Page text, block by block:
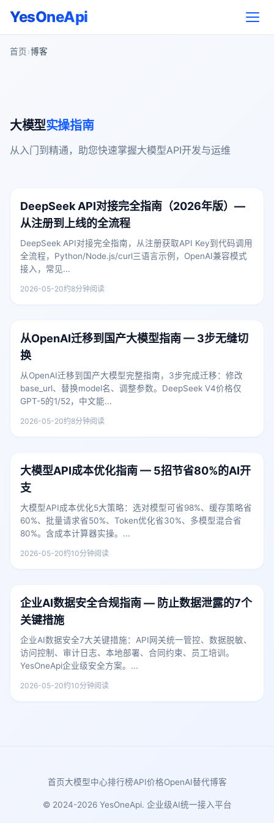
YesOneApi
首页 博客
大模型实操指南
从入门到精通，助您快速掌握大模型API开发与运维
DeepSeek API对接完全指南（2026年版）—
从注册到上线的全流程
DeepSeek API对接完全指南，从注册获取API Key到代码调用
全流程，Python/Node.js/curl三语言示例，OpenAI兼容模式
接入，常见...
2026-05-20约8分钟阅读
从OpenAI迁移到国产大模型指南 — 3步无缝切
换
从OpenAI迁移到国产大模型完整指南，3步完成迁移：修改
base_url、替换model名、调整参数。DeepSeek V4价格仅
GPT-5的1/52，中文能...
2026-05-20约8分钟阅读
大模型API成本优化指南 — 5招节省80%的AI开
支
大模型API成本优化5大策略：选对模型可省98%、缓存策略省
60%、批量请求省50%、Token优化省30%、多模型混合省
80%。含成本计算器实操。...
2026-05-20约10分钟阅读
企业AI数据安全合规指南 — 防止数据泄露的7个
关键措施
企业AI数据安全7大关键措施：API网关统一管控、数据脱敏、
访问控制、审计日志、本地部署、合同约束、员工培训。
YesOneApi企业级安全方案。...
2026-05-20约10分钟阅读
首页大模型中心排行榜API价格OpenAI替代博客
© 2024-2026 YesOneApi. 企业级AI统一接入平台